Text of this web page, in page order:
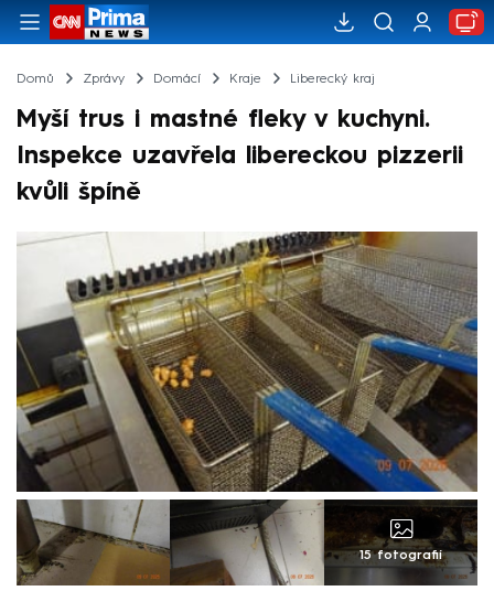
Domů Zprávy Domácí Kraje Liberecký kraj
Myší trus i mastné fleky v kuchyni.
Inspekce uzavřela libereckou pizzerii
kvůli špíně
15 fotografií